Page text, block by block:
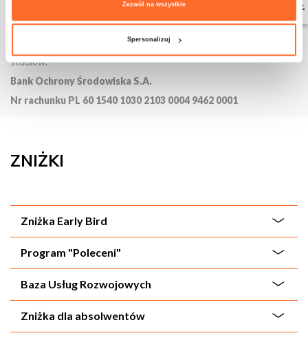
Zezwól na wszystkie
Spersonalizuj
16 540 ZŁ 8 470 ZŁ
Wszystkie opłaty prosimy kierować na niżej podane konto.
studiów.
Bank Ochrony Środowiska S.A.
Nr rachunku PL 60 1540 1030 2103 0004 9462 0001
ZNIŻKI
Zniżka Early Bird
Program "Poleceni"
Baza Usług Rozwojowych
Zniżka dla absolwentów